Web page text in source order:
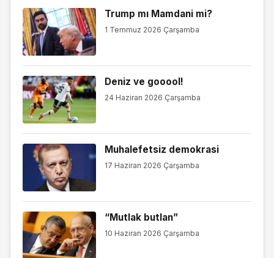
Trump mı Mamdani mi?
1 Temmuz 2026 Çarşamba
Deniz ve gooool!
24 Haziran 2026 Çarşamba
Muhalefetsiz demokrasi
17 Haziran 2026 Çarşamba
“Mutlak butlan”
10 Haziran 2026 Çarşamba